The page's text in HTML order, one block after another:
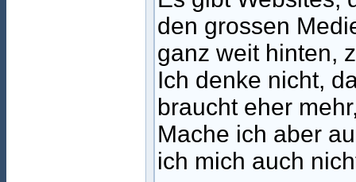
den grossen
ganz weit hinten,
Ich denke nicht,
braucht eher
Mache ich aber
ich mich auch